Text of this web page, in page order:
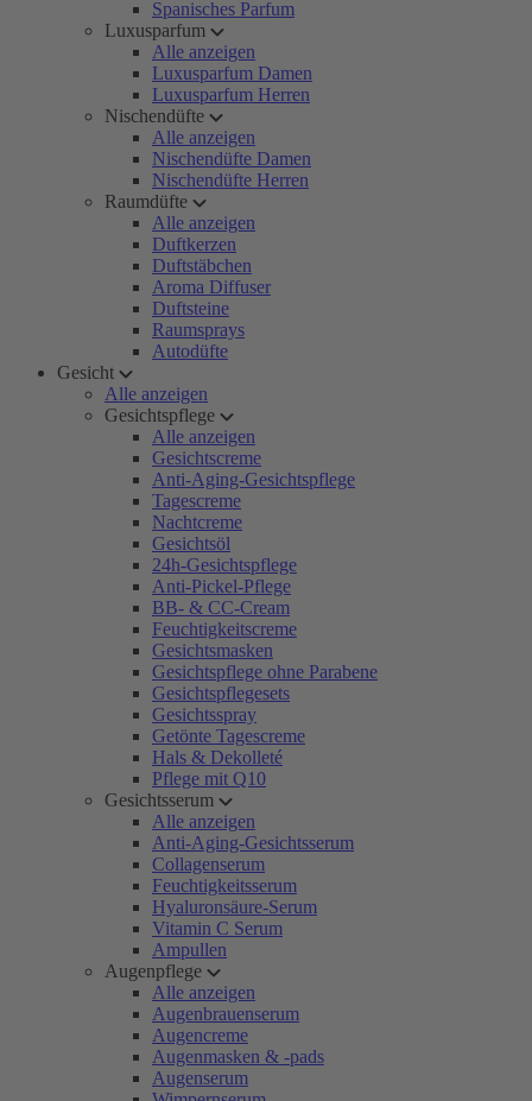
Spanisches Parfum
Luxusparfum
Alle anzeigen
Luxusparfum Damen
Luxusparfum Herren
Nischendüfte
Alle anzeigen
Nischendüfte Damen
Nischendüfte Herren
Raumdüfte
Alle anzeigen
Duftkerzen
Duftstäbchen
Aroma Diffuser
Duftsteine
Raumsprays
Autodüfte
Gesicht
Alle anzeigen
Gesichtspflege
Alle anzeigen
Gesichtscreme
Anti-Aging-Gesichtspflege
Tagescreme
Nachtcreme
Gesichtsöl
24h-Gesichtspflege
Anti-Pickel-Pflege
BB- & CC-Cream
Feuchtigkeitscreme
Gesichtsmasken
Gesichtspflege ohne Parabene
Gesichtspflegesets
Gesichtsspray
Getönte Tagescreme
Hals & Dekolleté
Pflege mit Q10
Gesichtsserum
Alle anzeigen
Anti-Aging-Gesichtsserum
Collagenserum
Feuchtigkeitsserum
Hyaluronsäure-Serum
Vitamin C Serum
Ampullen
Augenpflege
Alle anzeigen
Augenbrauenserum
Augencreme
Augenmasken & -pads
Augenserum